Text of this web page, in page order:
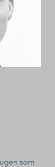
som